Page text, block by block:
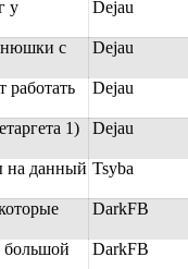
у
Dejau
с
Dejau
работать
Dejau
1)
Dejau
на данный Tsyba
DarkFB
большой
DarkFB